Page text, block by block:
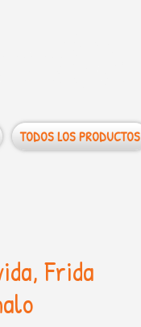
TODOS LOS PRODUCTOS
Frida